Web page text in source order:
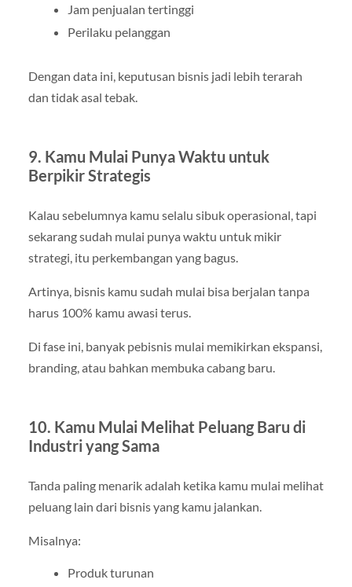
Jam penjualan tertinggi
Perilaku pelanggan
Dengan data ini, keputusan bisnis jadi lebih terarah
dan tidak asal tebak.
9. Kamu Mulai Punya Waktu untuk
Berpikir Strategis
Kalau sebelumnya kamu selalu sibuk operasional, tapi
sekarang sudah mulai punya waktu untuk mikir
strategi, itu perkembangan yang bagus.
Artinya, bisnis kamu sudah mulai bisa berjalan tanpa
harus 100% kamu awasi terus.
Di fase ini, banyak pebisnis mulai memikirkan ekspansi,
branding, atau bahkan membuka cabang baru.
10. Kamu Mulai Melihat Peluang Baru di
Industri yang Sama
Tanda paling menarik adalah ketika kamu mulai melihat
peluang lain dari bisnis yang kamu jalankan.
Misalnya:
Produk turunan